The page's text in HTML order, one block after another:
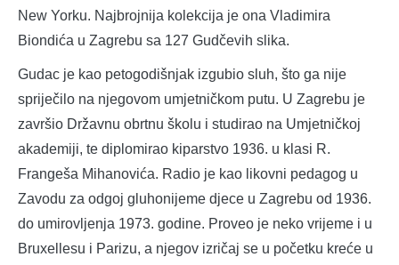
New Yorku. Najbrojnija kolekcija je ona Vladimira
Biondića u Zagrebu sa 127 Gudčevih slika.
Gudac je kao petogodišnjak izgubio sluh, što ga nije
spriječilo na njegovom umjetničkom putu. U Zagrebu je
završio Državnu obrtnu školu i studirao na Umjetničkoj
akademiji, te diplomirao kiparstvo 1936. u klasi R.
Frangeša Mihanovića. Radio je kao likovni pedagog u
Zavodu za odgoj gluhonijeme djece u Zagrebu od 1936.
do umirovljenja 1973. godine. Proveo je neko vrijeme i u
Bruxellesu i Parizu, a njegov izričaj se u početku kreće u